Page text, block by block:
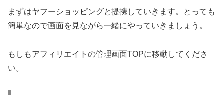
まずはヤフーショッピングと提携していきます。とっても
簡単なので画面を見ながら一緒にやっていきましょう。
もしもアフィリエイトの管理画面TOPに移動してくださ
い。